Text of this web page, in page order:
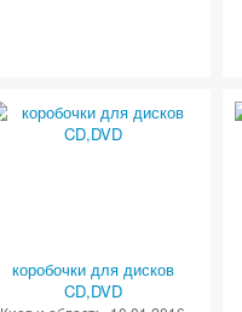
коробочки для дисков
CD,DVD